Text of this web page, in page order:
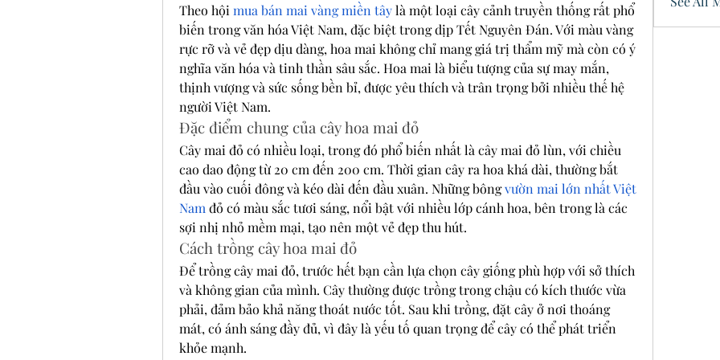
Theo hội mua bán mai vàng miền tây là một loại cây cảnh truyền thống rất phổ
biến trong văn hóa Việt Nam, đặc biệt trong dịp Tết Nguyên Đán. Với màu vàng
rực rỡ và vẻ đẹp dịu dàng, hoa mai không chỉ mang giá trị thẩm mỹ mà còn có ý
nghĩa văn hóa và tinh thần sâu sắc. Hoa mai là biểu tượng của sự may mắn,
thịnh vượng và sức sống bền bỉ, được yêu thích và trân trọng bởi nhiều thế hệ
người Việt Nam.
Đặc điểm chung của cây hoa mai đỏ
Cây mai đỏ có nhiều loại, trong đó phổ biến nhất là cây mai đỏ lùn, với chiều
cao dao động từ 20 cm đến 200 cm. Thời gian cây ra hoa khá dài, thường bắt
đầu vào cuối đông và kéo dài đến đầu xuân. Những bông vườn mai lớn nhất Việt
Nam đỏ có màu sắc tươi sáng, nổi bật với nhiều lớp cánh hoa, bên trong là các
sợi nhị nhỏ mềm mại, tạo nên một vẻ đẹp thu hút.
Cách trồng cây hoa mai đỏ
Để trồng cây mai đỏ, trước hết bạn cần lựa chọn cây giống phù hợp với sở thích
và không gian của mình. Cây thường được trồng trong chậu có kích thước vừa
phải, đảm bảo khả năng thoát nước tốt. Sau khi trồng, đặt cây ở nơi thoáng
mát, có ánh sáng đầy đủ, vì đây là yếu tố quan trọng để cây có thể phát triển
khỏe mạnh.